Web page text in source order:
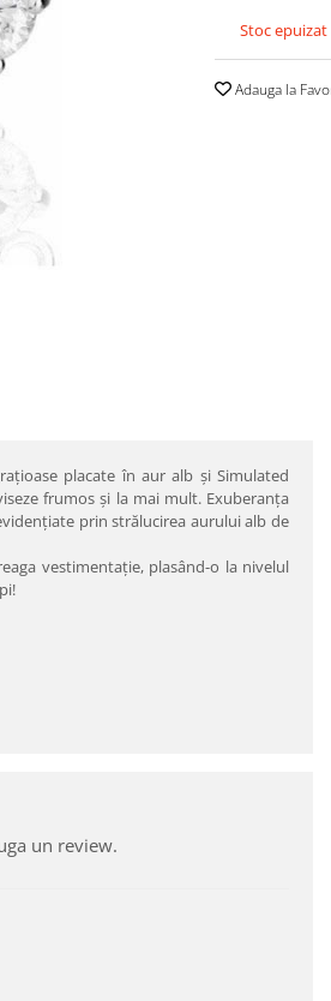
Stoc epuizat
Adauga la
placate în aur alb şi Simulated
frumos şi la mai mult. Exuberanţa
prin strălucirea aurului alb de
vestimentaţie, plasând-o la nivelul
un review.